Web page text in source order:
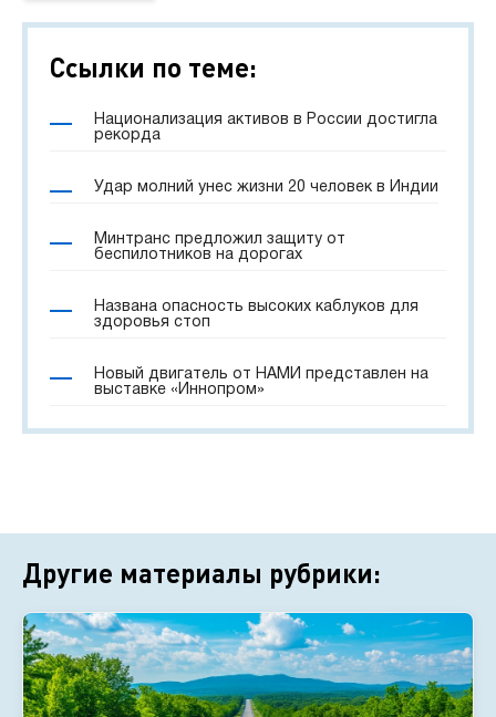
Ссылки по теме:
Национализация активов в России достигла
рекорда
Удар молний унес жизни 20 человек в Индии
Минтранс предложил защиту от
беспилотников на дорогах
Названа опасность высоких каблуков для
здоровья стоп
Новый двигатель от НАМИ представлен на
выставке «Иннопром»
Другие материалы рубрики: